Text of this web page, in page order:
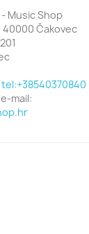
Music Shop
40000 Čakovec
tel:+38540370840
mail: